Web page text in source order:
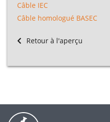
Câble IEC
Câble homologué BASEC
Retour à l'aperçu